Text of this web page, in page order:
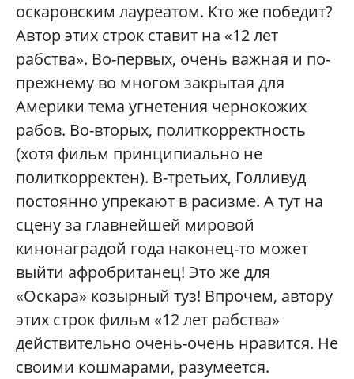
оскаровским лауреатом. Кто же победит?
Автор этих строк ставит на «12 лет
рабства». Во-первых, очень важная и по-
прежнему во многом закрытая для
Америки тема угнетения чернокожих
рабов. Во-вторых, политкорректность
(хотя фильм принципиально не
политкорректен). В-третьих, Голливуд
постоянно упрекают в расизме. А тут на
сцену за главнейшей мировой
кинонаградой года наконец-то может
выйти афробританец! Это же для
«Оскара» козырный туз! Впрочем, автору
этих строк фильм «12 лет рабства»
действительно очень-очень нравится. Не
своими кошмарами, разумеется.